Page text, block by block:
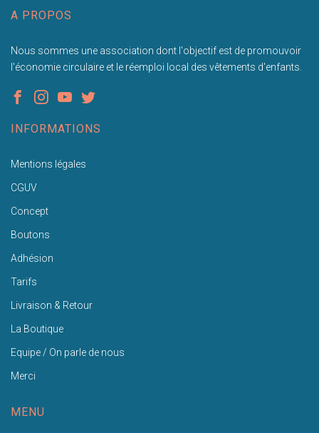
A PROPOS
Nous sommes une association dont l'objectif est de promouvoir
l'économie circulaire et le réemploi local des vêtements d'enfants.
INFORMATIONS
Mentions légales
CGUV
Concept
Boutons
Adhésion
Tarifs
Livraison & Retour
La Boutique
Equipe / On parle de nous
Merci
MENU